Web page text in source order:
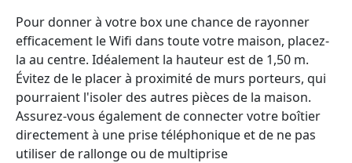
Pour donner à votre box une chance de rayonner
efficacement le Wifi dans toute votre maison, placez-
la au centre. Idéalement la hauteur est de 1,50 m.
Évitez de le placer à proximité de murs porteurs, qui
pourraient l'isoler des autres pièces de la maison.
Assurez-vous également de connecter votre boîtier
directement à une prise téléphonique et de ne pas
utiliser de rallonge ou de multiprise